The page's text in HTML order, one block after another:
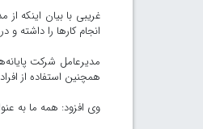
غریبی با بیان اینکه از
انجام کارها را داشته
همچنین استفاده از
وی افزود: همه ما به